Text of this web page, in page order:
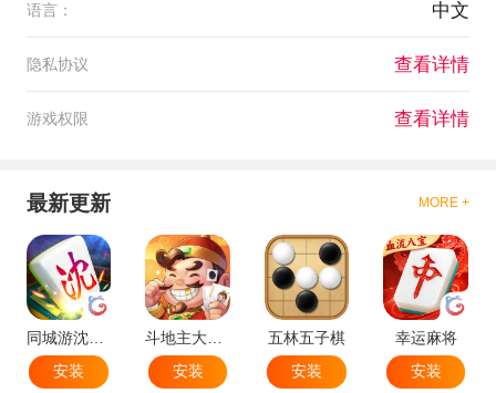
语言： 中文
隐私协议 查看详情
游戏权限 查看详情
最新更新 MORE +
同城游沈阳麻将
安装
安装
五林五子棋
安装
幸运麻将
安装